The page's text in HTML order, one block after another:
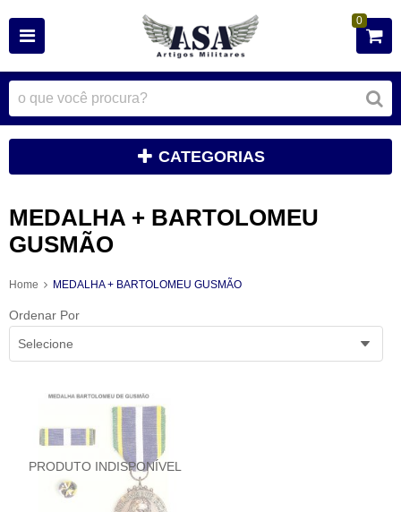
0
CATEGORIAS
MEDALHA + BARTOLOMEU
GUSMÃO
Home MEDALHA + BARTOLOMEU GUSMÃO
Ordenar Por
Selecione